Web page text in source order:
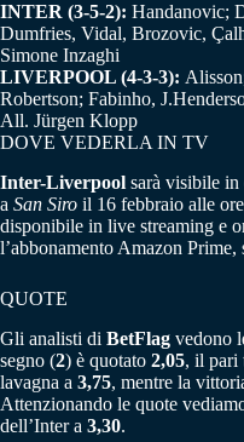
INTER (3-5-2): Handanovic;
Dumfries, Vidal, Brozovic,
Simone Inzaghi
LIVERPOOL (4-3-3):
Robertson; Fabinho,
All. Jürgen Klopp
DOVE VEDERLA IN TV
Inter-Liverpool sarà visibile in
a San Siro il 16 febbraio alle
disponibile in live streaming e
l’abbonamento Amazon
QUOTE
Gli analisti di BetFlag vedono
segno (2) è quotato 2,05, il pari
lavagna a 3,75, mentre la
Attenzionando le quote
dell’Inter a 3,30.